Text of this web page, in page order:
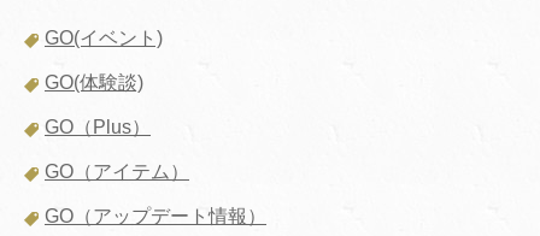
GO(イベント)
GO(体験談)
GO（Plus）
GO（アイテム）
GO（アップデート情報）